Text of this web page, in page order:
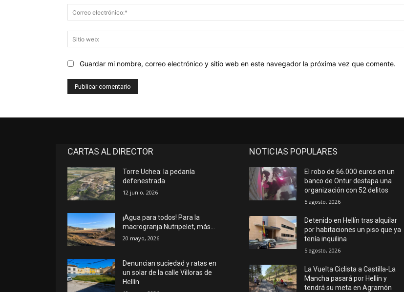
Guardar mi nombre, correo electrónico y sitio web en este navegador la próxima vez que comente.
CARTAS AL DIRECTOR
Torre Uchea: la pedanía
defenestrada
12 junio, 2026
¡Agua para todos! Para la
macrogranja Nutripelet, más…
20 mayo, 2026
Denuncian suciedad y ratas en
un solar de la calle Villoras de
Hellín
NOTICIAS POPULARES
El robo de 66.000 euros en un
banco de Ontur destapa una
organización con 52 delitos
5 agosto, 2026
Detenido en Hellín tras alquilar
por habitaciones un piso que ya
tenía inquilina
5 agosto, 2026
La Vuelta Ciclista a Castilla-La
Mancha pasará por Hellín y
tendrá su meta en Agramón